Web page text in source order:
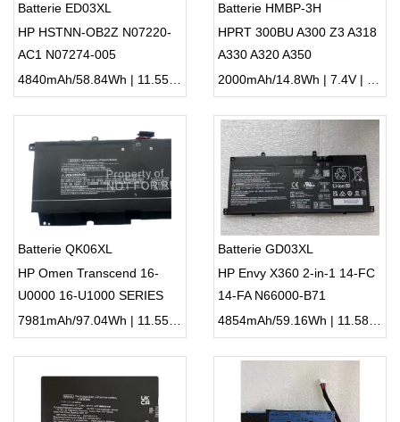
Batterie ED03XL
HP HSTNN-OB2Z N07220-
AC1 N07274-005
4840mAh/58.84Wh | 11.55V | Li-ion ...
Batterie HMBP-3H
HPRT 300BU A300 Z3 A318
A330 A320 A350
2000mAh/14.8Wh | 7.4V | Li-ion ...
Batterie QK06XL
HP Omen Transcend 16-
U0000 16-U1000 SERIES
7981mAh/97.04Wh | 11.55V | Li-ion ...
Batterie GD03XL
HP Envy X360 2-in-1 14-FC
14-FA N66000-B71
4854mAh/59.16Wh | 11.58V | Li-ion ...